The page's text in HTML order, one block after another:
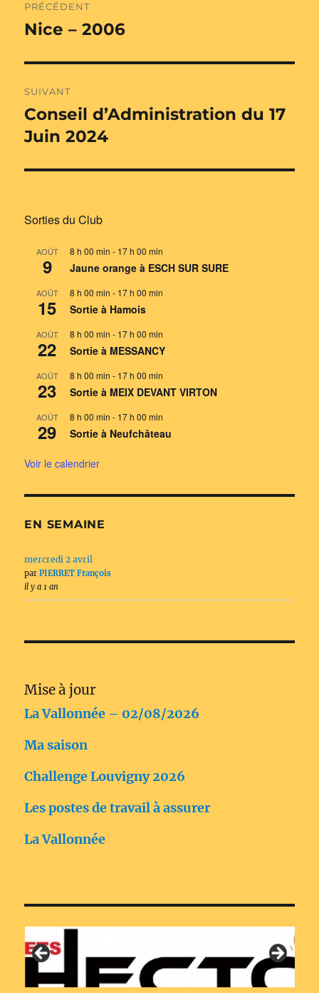
de
PRÉCÉDENT
Publication
Nice – 2006
SUIVANT
Publication
suivante :
Conseil d’Administration du 17
Juin 2024
Sorties du Club
AOÛT
9
8 h 00 min - 17 h 00 min
Jaune orange à ESCH SUR SURE
AOÛT
15
8 h 00 min - 17 h 00 min
Sortie à Hamois
AOÛT
22
8 h 00 min - 17 h 00 min
Sortie à MESSANCY
AOÛT
23
8 h 00 min - 17 h 00 min
Sortie à MEIX DEVANT VIRTON
AOÛT
29
8 h 00 min - 17 h 00 min
Sortie à Neufchâteau
Voir le calendrier
EN SEMAINE
mercredi 2 avril
parPIERRET François
il y a 1 an
Mise à jour
La Vallonnée – 02/08/2026
Ma saison
Challenge Louvigny 2026
Les postes de travail à assurer
La Vallonnée